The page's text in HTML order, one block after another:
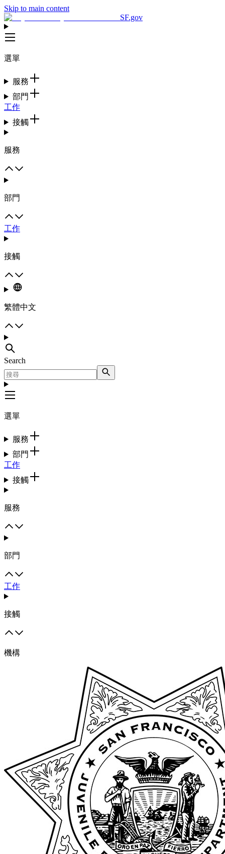
Skip to main content
SF.gov
選單
服務
部門
工作
接觸
服務
部門
工作
接觸
繁體中文
Search
選單
服務
部門
工作
接觸
服務
部門
工作
接觸
機構